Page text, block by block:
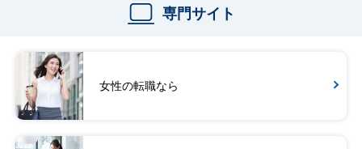
専門サイト
女性の転職なら